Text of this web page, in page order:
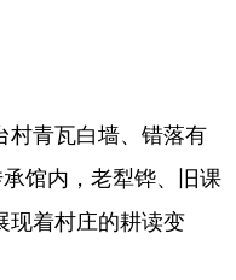
青瓦白墙、错落有
馆内，老犁铧、旧课
现着村庄的耕读变